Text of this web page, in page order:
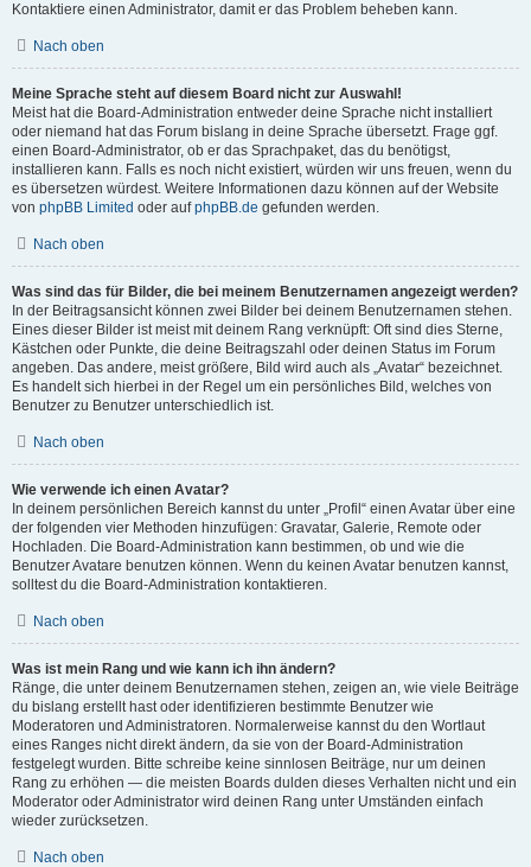
Kontaktiere einen Administrator, damit er das Problem beheben kann.
Nach oben
Meine Sprache steht auf diesem Board nicht zur Auswahl!
Meist hat die Board-Administration entweder deine Sprache nicht installiert
oder niemand hat das Forum bislang in deine Sprache übersetzt. Frage ggf.
einen Board-Administrator, ob er das Sprachpaket, das du benötigst,
installieren kann. Falls es noch nicht existiert, würden wir uns freuen, wenn du
es übersetzen würdest. Weitere Informationen dazu können auf der Website
von phpBB Limited oder aufphpBB.de gefunden werden.
Nach oben
Was sind das für Bilder, die bei meinem Benutzernamen angezeigt werden?
In der Beitragsansicht können zwei Bilder bei deinem Benutzernamen stehen.
Eines dieser Bilder ist meist mit deinem Rang verknüpft: Oft sind dies Sterne,
Kästchen oder Punkte, die deine Beitragszahl oder deinen Status im Forum
angeben. Das andere, meist größere, Bild wird auch als „Avatar“ bezeichnet.
Es handelt sich hierbei in der Regel um ein persönliches Bild, welches von
Benutzer zu Benutzer unterschiedlich ist.
Nach oben
Wie verwende ich einen Avatar?
In deinem persönlichen Bereich kannst du unter „Profil“ einen Avatar über eine
der folgenden vier Methoden hinzufügen: Gravatar, Galerie, Remote oder
Hochladen. Die Board-Administration kann bestimmen, ob und wie die
Benutzer Avatare benutzen können. Wenn du keinen Avatar benutzen kannst,
solltest du die Board-Administration kontaktieren.
Nach oben
Was ist mein Rang und wie kann ich ihn ändern?
Ränge, die unter deinem Benutzernamen stehen, zeigen an, wie viele Beiträge
du bislang erstellt hast oder identifizieren bestimmte Benutzer wie
Moderatoren und Administratoren. Normalerweise kannst du den Wortlaut
eines Ranges nicht direkt ändern, da sie von der Board-Administration
festgelegt wurden. Bitte schreibe keine sinnlosen Beiträge, nur um deinen
Rang zu erhöhen — die meisten Boards dulden dieses Verhalten nicht und ein
Moderator oder Administrator wird deinen Rang unter Umständen einfach
wieder zurücksetzen.
Nach oben